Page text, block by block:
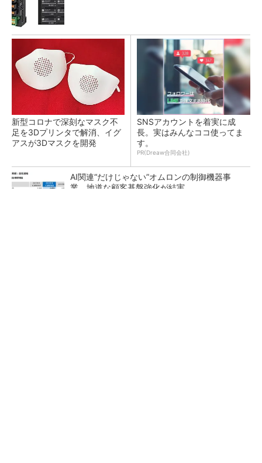
新型コロナで深刻なマスク不
足を3Dプリンタで解消、イグ
アスが3Dマスクを開発
SNSアカウントを着実に成
長。実はみんなココ使ってま
す。
PR(Dreaw合同会社)
AI関連“だけじゃない”オムロンの制御機器事
業、地道な顧客基盤強化が結実